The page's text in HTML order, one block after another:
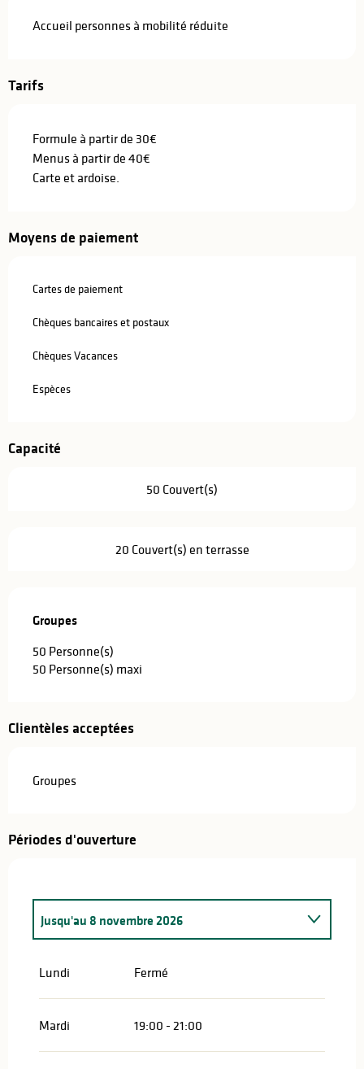
Accueil personnes à mobilité réduite
Tarifs
Formule à partir de 30€
Menus à partir de 40€
Carte et ardoise.
Moyens de paiement
Cartes de paiement
Chèques bancaires et postaux
Chèques Vacances
Espèces
Capacité
50 Couvert(s)
20 Couvert(s) en terrasse
Groupes
Groupes
50 Personne(s)
50 Personne(s) maxi
Clientèles acceptées
Groupes
Périodes d'ouverture
Jusqu'au 8 novembre 2026
Lundi Fermé
Mardi 19:00 - 21:00